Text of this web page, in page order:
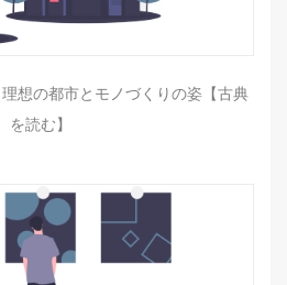
理想の都市とモノづくりの姿【古典
を読む】